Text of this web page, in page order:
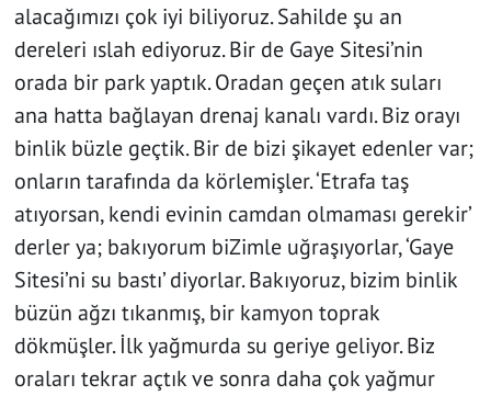
alacağımızı çok iyi biliyoruz. Sahilde şu an
dereleri ıslah ediyoruz. Bir de Gaye Sitesi’nin
orada bir park yaptık. Oradan geçen atık suları
ana hatta bağlayan drenaj kanalı vardı. Biz orayı
binlik büzle geçtik. Bir de bizi şikayet edenler var;
onların tarafında da körlemişler. ‘Etrafa taş
atıyorsan, kendi evinin camdan olmaması gerekir’
derler ya; bakıyorum biZimle uğraşıyorlar, ‘Gaye
Sitesi’ni su bastı’ diyorlar. Bakıyoruz, bizim binlik
büzün ağzı tıkanmış, bir kamyon toprak
dökmüşler. İlk yağmurda su geriye geliyor. Biz
oraları tekrar açtık ve sonra daha çok yağmur